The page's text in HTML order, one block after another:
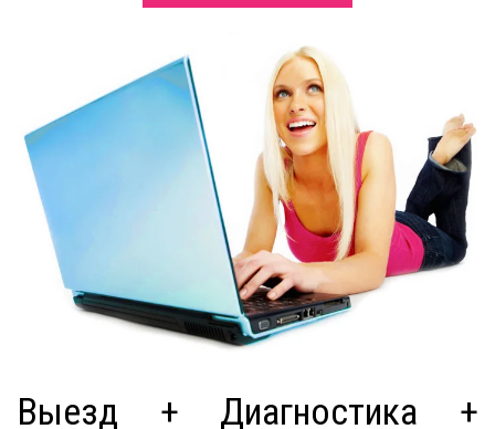
Выезд + Диагностика +